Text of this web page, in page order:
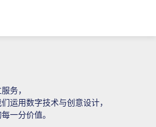
务，
运用数字技术与创意设计，
一分价值。